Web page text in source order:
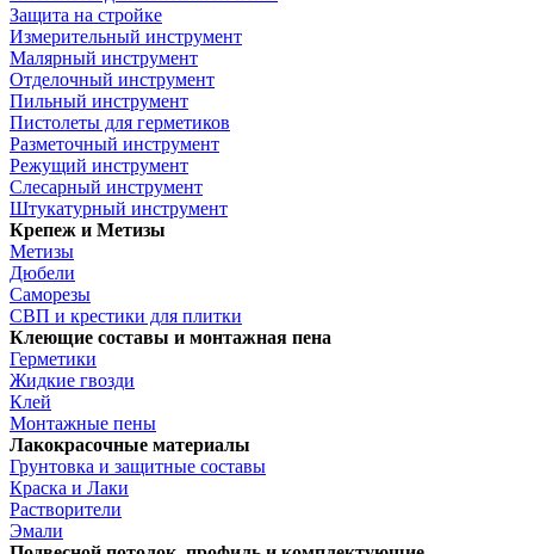
Защита на стройке
Измерительный инструмент
Малярный инструмент
Отделочный инструмент
Пильный инструмент
Пистолеты для герметиков
Разметочный инструмент
Режущий инструмент
Слесарный инструмент
Штукатурный инструмент
Крепеж и Метизы
Метизы
Дюбели
Саморезы
СВП и крестики для плитки
Клеющие составы и монтажная пена
Герметики
Жидкие гвозди
Клей
Монтажные пены
Лакокрасочные материалы
Грунтовка и защитные составы
Краска и Лаки
Растворители
Эмали